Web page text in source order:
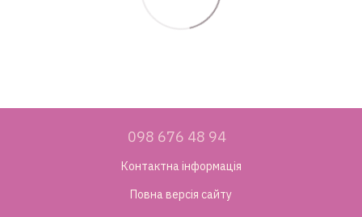
098 676 48 94
Контактна інформація
Повна версія сайту